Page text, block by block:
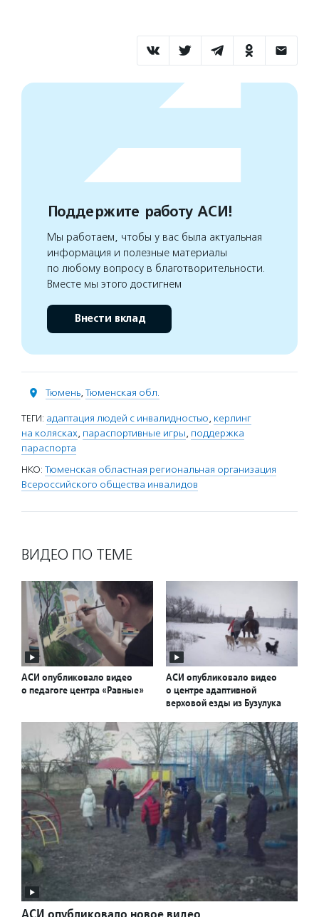
Поддержите работу АСИ!
Мы работаем, чтобы у вас была актуальная
информация и полезные материалы
по любому вопросу в благотворительности.
Вместе мы этого достигнем
Внести вклад
Тюмень, Тюменская обл.
ТЕГИ: адаптация людей с инвалидностью, керлинг
на колясках, параспортивные игры, поддержка
параспорта
НКО: Тюменская областная региональная организация
Всероссийского общества инвалидов
ВИДЕО ПО ТЕМЕ
АСИ опубликовало видео
о педагоге центра «Равные»
АСИ опубликовало видео
о центре адаптивной
верховой езды из Бузулука